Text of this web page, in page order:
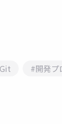
#開発プ